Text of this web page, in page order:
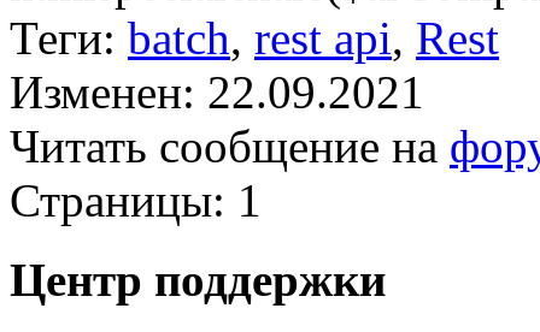
Теги: batch, rest api, Rest
Изменен: 22.09.2021
Читать сообщение на
Страницы: 1
Центр поддержки